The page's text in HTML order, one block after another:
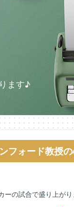
ます♪
ンフォード教授
ーの試合で盛り上がり